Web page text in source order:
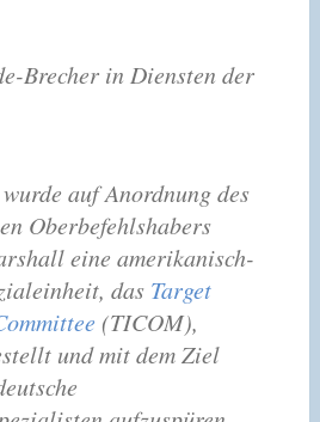
Brecher in Diensten der
auf Anordnung des
Oberbefehlshabers
eine amerikanisch-
das Target
(TICOM),
und mit dem Ziel